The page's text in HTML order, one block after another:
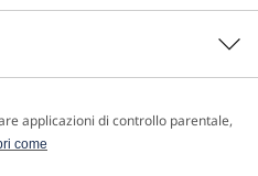
TruScale
applicazioni di controllo parentale,
come